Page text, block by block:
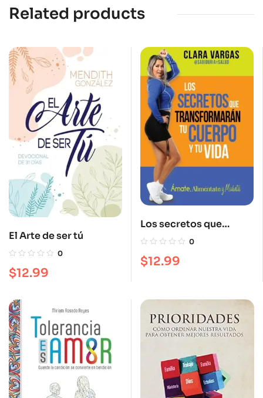
Related products
El Arte de ser tú
0
$12.99
Los secretos que
transforman tu cuerpo
y tu vida
0
$12.99